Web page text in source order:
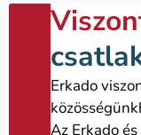
Erkado
Az Erkado